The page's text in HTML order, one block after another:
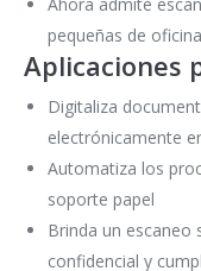
pequeñas de
Aplicaciones
Digitaliza
electrónicamente
Automatiza los
soporte papel
Brinda un escaneo
confidencial y